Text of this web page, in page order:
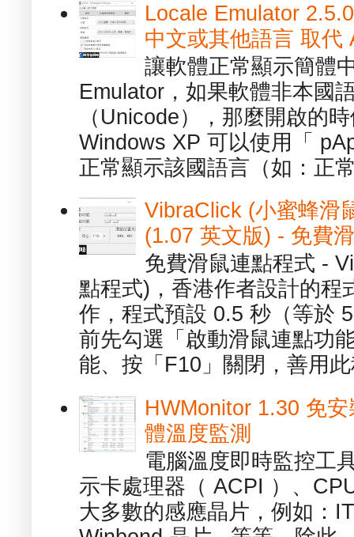
Locale Emulator
中文或其他語言 取代
讓軟體正常顯示簡體
Emulator，如果軟體非本國
（Unicode），那麼開啟的
Windows XP 可以使用「
正常顯示該國語言（如：正
VibraClick (小蜜蜂滑
(1.07 英文版) - 免費
免費滑鼠連點程式 -
點程式)，香港作者設計的程
作，程式預設 0.5 秒（等於
前先勾選「啟動滑鼠連點功
能、按「F10」關閉，善用
HWMonitor 1.30 免
體溫度監測
電腦溫度即時監控工
示卡處理器（ ACPI ）、
大多數的感應晶片，例如：